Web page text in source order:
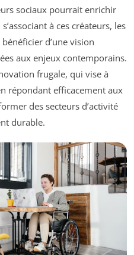
sociaux pourrait enrichir
à ces créateurs, les
d’une vision
aux enjeux contemporains.
frugale, qui vise à
répondant efficacement aux
des secteurs d’activité
durable.